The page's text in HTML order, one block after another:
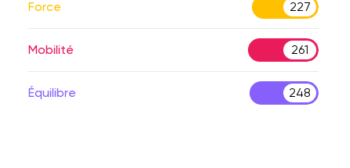
Force 227
Mobilité 261
Équilibre 248